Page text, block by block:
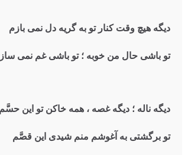
دیگه هیچ وقت کنار تو به گریه دل نمی بازم
تو باشی حال من خوبه ؛ تو باشی غم نمی
دیگه ناله ؛ دیگه غصه ، همه خاکن تو این حسَّم
تو برگشتی به آغوشم منم شیدی این قصَّم